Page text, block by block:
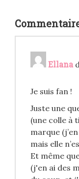
Ellana
Je suis fan !
Juste une
(une colle à
marque
mais elle
Et même
(j'en ai des